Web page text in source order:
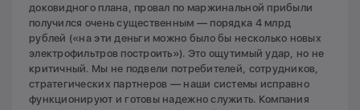
доковидного плана, провал по маржинальной прибыли
получился очень существенным — порядка 4 млрд
рублей («на эти деньги можно было бы несколько новых
электрофильтров построить»). Это ощутимый удар, но не
критичный. Мы не подвели потребителей, сотрудников,
стратегических партнеров — наши системы исправно
функционируют и готовы надежно служить. Компания